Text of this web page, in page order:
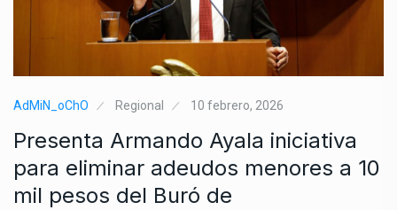
AdMiN_oChO Regional 10 febrero, 2026
Presenta Armando Ayala iniciativa
para eliminar adeudos menores a 10
mil pesos del Buró de